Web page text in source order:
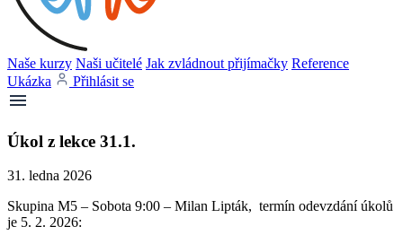
Naše kurzy Naši učitelé Jak zvládnout přijímačky Reference
Ukázka
Přihlásit se
Úkol z lekce 31.1.
31. ledna 2026
Skupina M5 – Sobota 9:00 – Milan Lipták, termín odevzdání úkolů
je 5. 2. 2026: